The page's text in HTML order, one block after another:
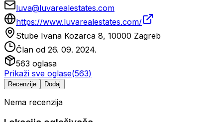
luva@luvarealestates.com
https://www.luvarealestates.com/
Stube Ivana Kozarca 8, 10000 Zagreb
Član od 26. 09. 2024.
563 oglasa
Prikaži sve oglase(563)
Recenzije Dodaj
Nema recenzija